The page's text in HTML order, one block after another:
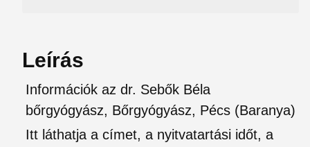
Leírás
Információk az dr. Sebők Béla
bőrgyógyász, Bőrgyógyász, Pécs (Baranya)
Itt láthatja a címet, a nyitvatartási időt, a